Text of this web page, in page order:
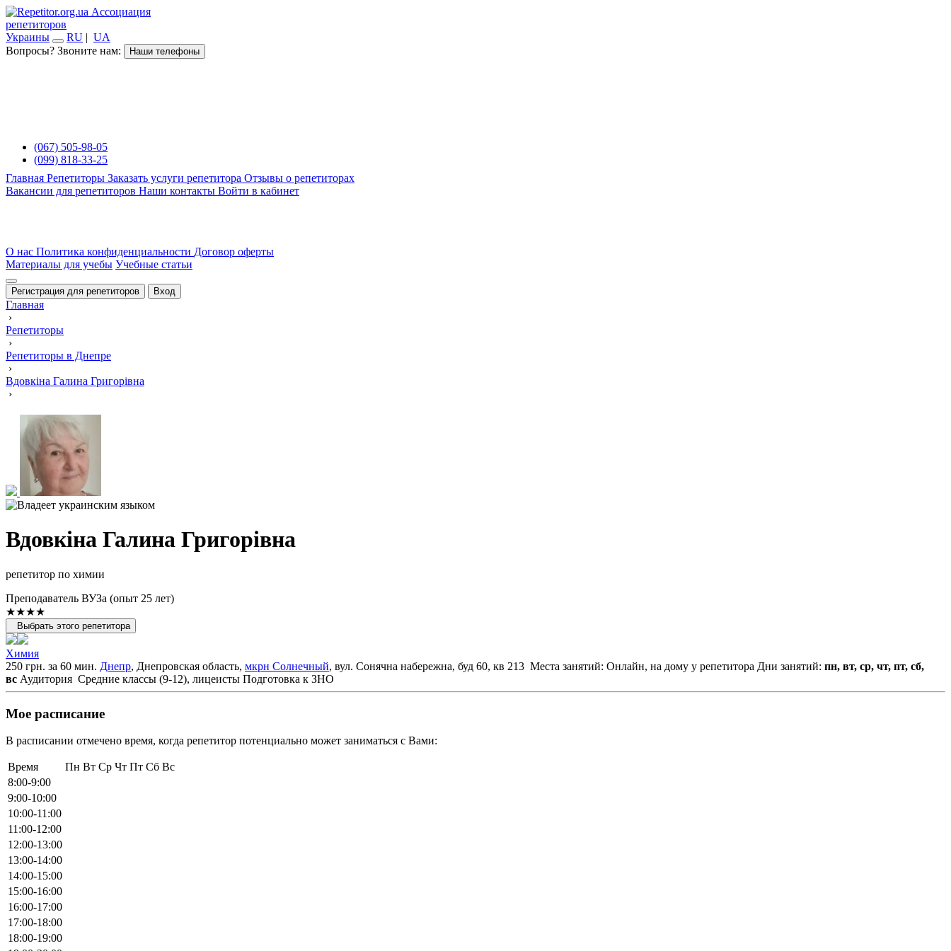
Ассоциация
репетиторов
Украины
RU | UA
Вопросы? Звоните нам:
Наши телефоны
(067) 505-98-05
(099) 818-33-25
Главная Репетиторы Заказать услуги репетитора Отзывы о репетиторах
Вакансии для репетиторов Наши контакты Войти в кабинет
О нас Политика конфиденциальности Договор оферты
Материалы для учебы Учебные статьи
Регистрация для репетиторов Вход
Главная
›
Репетиторы
›
Репетиторы в Днепре
›
Вдовкіна Галина Григорівна
›
Вдовкіна Галина Григорівна
репетитор по химии
Преподаватель ВУЗа (опыт 25 лет)
★★★★
Выбрать этого репетитора
Химия
250 грн. за 60 мин. Днепр, Днепровская область, мкрн Солнечный, вул. Сонячна набережна, буд 60, кв 213 Места занятий: Онлайн, на дому у репетитора Дни занятий: пн, вт, ср, чт, пт, сб,
вс Аудитория Средние классы (9-12), лицеисты Подготовка к ЗНО
Мое расписание
В расписании отмечено время, когда репетитор потенциально может заниматься с Вами:
Время Пн Вт Ср Чт Пт Сб Вс
8:00-9:00
9:00-10:00
10:00-11:00
11:00-12:00
12:00-13:00
13:00-14:00
14:00-15:00
15:00-16:00
16:00-17:00
17:00-18:00
18:00-19:00